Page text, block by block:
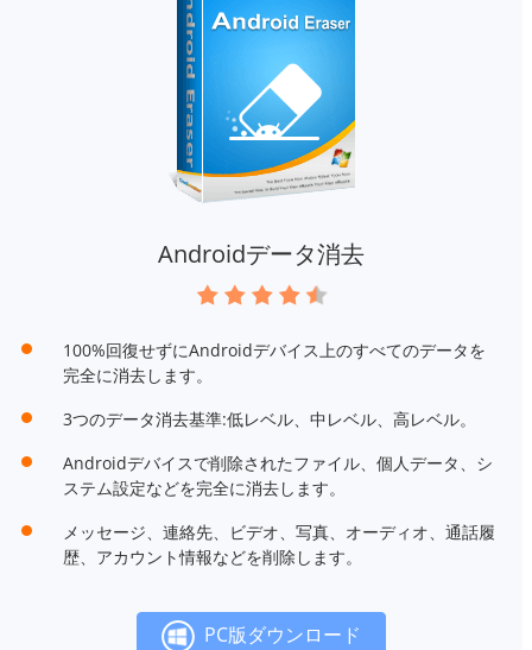
Androidデータ消去
100%回復せずにAndroidデバイス上のすべてのデータを
完全に消去します。
3つのデータ消去基準:低レベル、中レベル、高レベル。
Androidデバイスで削除されたファイル、個人データ、シ
ステム設定などを完全に消去します。
メッセージ、連絡先、ビデオ、写真、オーディオ、通話履
歴、アカウント情報などを削除します。
PC版ダウンロード